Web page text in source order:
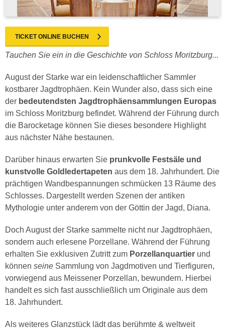
TICKET ONLINE BUCHEN
Tauchen Sie ein in die Geschichte von Schloss Moritzburg...
August der Starke war ein leidenschaftlicher Sammler
kostbarer Jagdtrophäen. Kein Wunder also, dass sich eine
der bedeutendsten Jagdtrophäensammlungen Europas
im Schloss Moritzburg befindet. Während der Führung durch
die Barocketage können Sie dieses besondere Highlight
aus nächster Nähe bestaunen.
Darüber hinaus erwarten Sie prunkvolle Festsäle und
kunstvolle Goldledertapeten aus dem 18. Jahrhundert. Die
prächtigen Wandbespannungen schmücken 13 Räume des
Schlosses. Dargestellt werden Szenen der antiken
Mythologie unter anderem von der Göttin der Jagd, Diana.
Doch August der Starke sammelte nicht nur Jagdtrophäen,
sondern auch erlesene Porzellane. Während der Führung
erhalten Sie exklusiven Zutritt zum Porzellanquartier und
können seine Sammlung von Jagdmotiven und Tierfiguren,
vorwiegend aus Meissener Porzellan, bewundern. Hierbei
handelt es sich fast ausschließlich um Originale aus dem
18. Jahrhundert.
Als weiteres Glanzstück lädt das berühmte & weltweit